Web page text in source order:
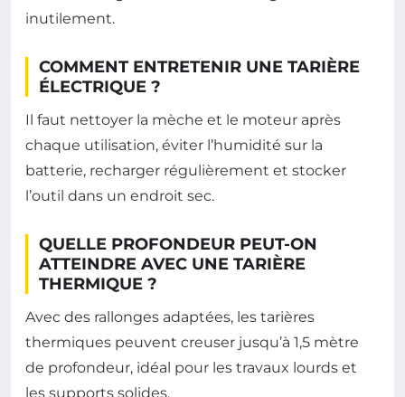
inutilement.
COMMENT ENTRETENIR UNE TARIÈRE
ÉLECTRIQUE ?
Il faut nettoyer la mèche et le moteur après
chaque utilisation, éviter l’humidité sur la
batterie, recharger régulièrement et stocker
l’outil dans un endroit sec.
QUELLE PROFONDEUR PEUT-ON
ATTEINDRE AVEC UNE TARIÈRE
THERMIQUE ?
Avec des rallonges adaptées, les tarières
thermiques peuvent creuser jusqu’à 1,5 mètre
de profondeur, idéal pour les travaux lourds et
les supports solides.